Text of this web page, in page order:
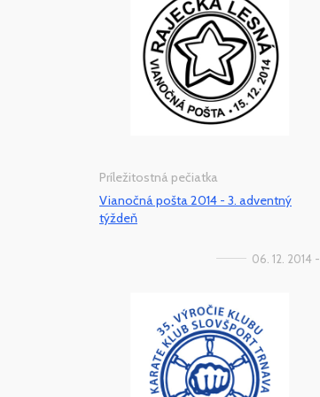
Príležitostná pečiatka
Vianočná pošta 2014 - 3. adventný
týždeň
06. 12. 2014 -